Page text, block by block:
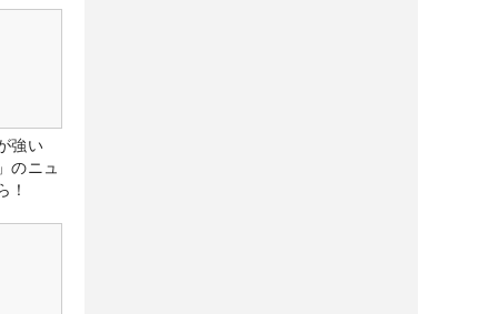
強い
のニュ
！